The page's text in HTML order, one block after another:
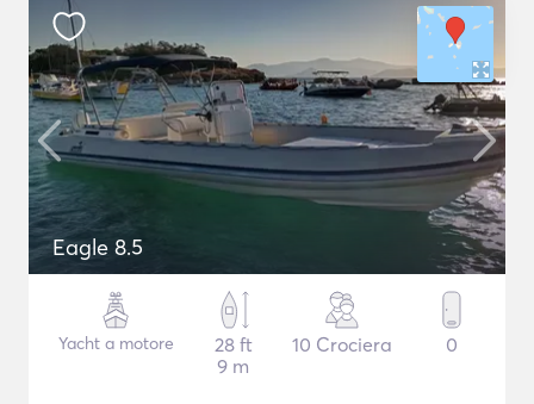
Eagle 8.5
Yacht a motore
28 ft
9 m
10 Crociera 0